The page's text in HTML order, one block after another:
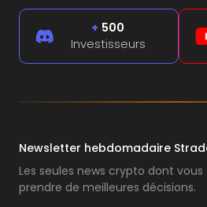
+ 500
Investisseurs
Newsletter hebdomadaire
Les seules news crypto dont
prendre de meilleures décisions.